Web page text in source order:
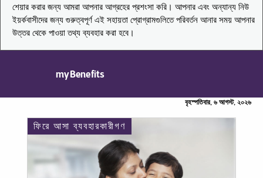
শেয়ার করার জন্য আমরা আপনার আগ্রহের প্রশংসা করি। আপনার এবং অন্যান্য নিউ
ইয়র্কবাসীদের জন্য গুরুত্বপূর্ণ এই সহায়তা প্রোগ্রামগুলিতে পরিবর্তন আনার সময় আপনার
উত্তর থেকে পাওয়া তথ্য ব্যবহার করা হবে।
myBenefits
বৃহস্পতিবার, ৬ আগস্ট, ২০২৬
ফিরে আসা ব্যবহারকারীগণ